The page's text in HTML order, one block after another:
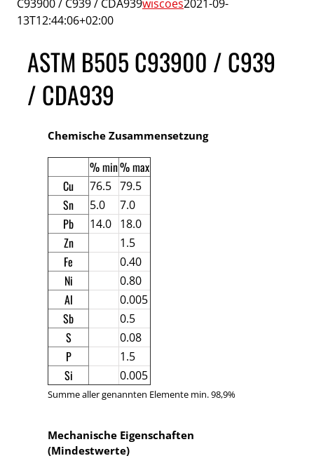
C93900 / C939 / CDA939wiscoes2021-09-
13T12:44:06+02:00
ASTM B505 C93900 / C939
/ CDA939
Chemische Zusammensetzung
% min% max
Cu
76.5 79.5
Sn 5.0 7.0
Pb 14.0 18.0
Zn 1.5
Fe 0.40
Ni 0.80
Al 0.005
Sb 0.5
S 0.08
P 1.5
Si 0.005
Summe aller genannten Elemente min. 98,9%
Mechanische Eigenschaften
(Mindestwerte)